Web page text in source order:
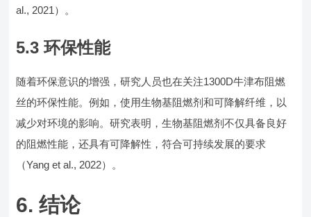
al., 2021）。
5.3 环保性能
随着环保意识的增强，研究人员也在关注1300D牛津布阻燃
丝的环保性能。例如，使用生物基阻燃剂和可降解纤维，以
减少对环境的影响。研究表明，生物基阻燃剂不仅具备良好
的阻燃性能，还具有可降解性，符合可持续发展的要求
（Yang et al., 2022）。
6. 结论